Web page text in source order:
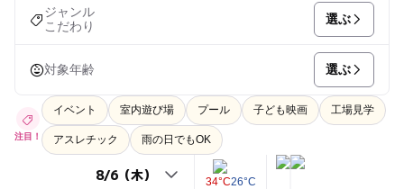
ジャンル
こだわり
選ぶ
対象年齢 選ぶ
注目！
イベント 室内遊び場 プール 子ども映画 工場見学
アスレチック 雨の日でもOK
34°C26°C